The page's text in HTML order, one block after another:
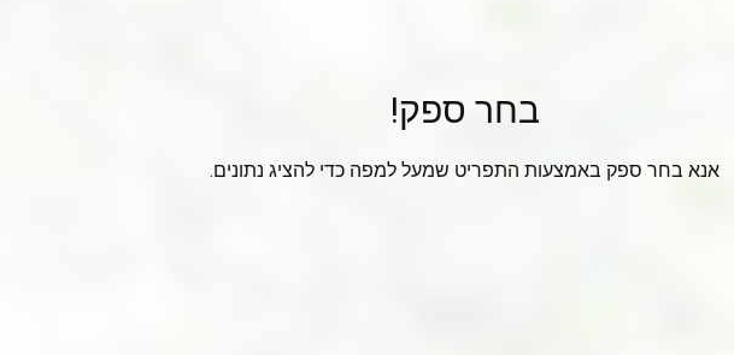
בחר ספק!
אנא בחר ספק באמצעות התפריט שמעל למפה כדי להציג נתונים.